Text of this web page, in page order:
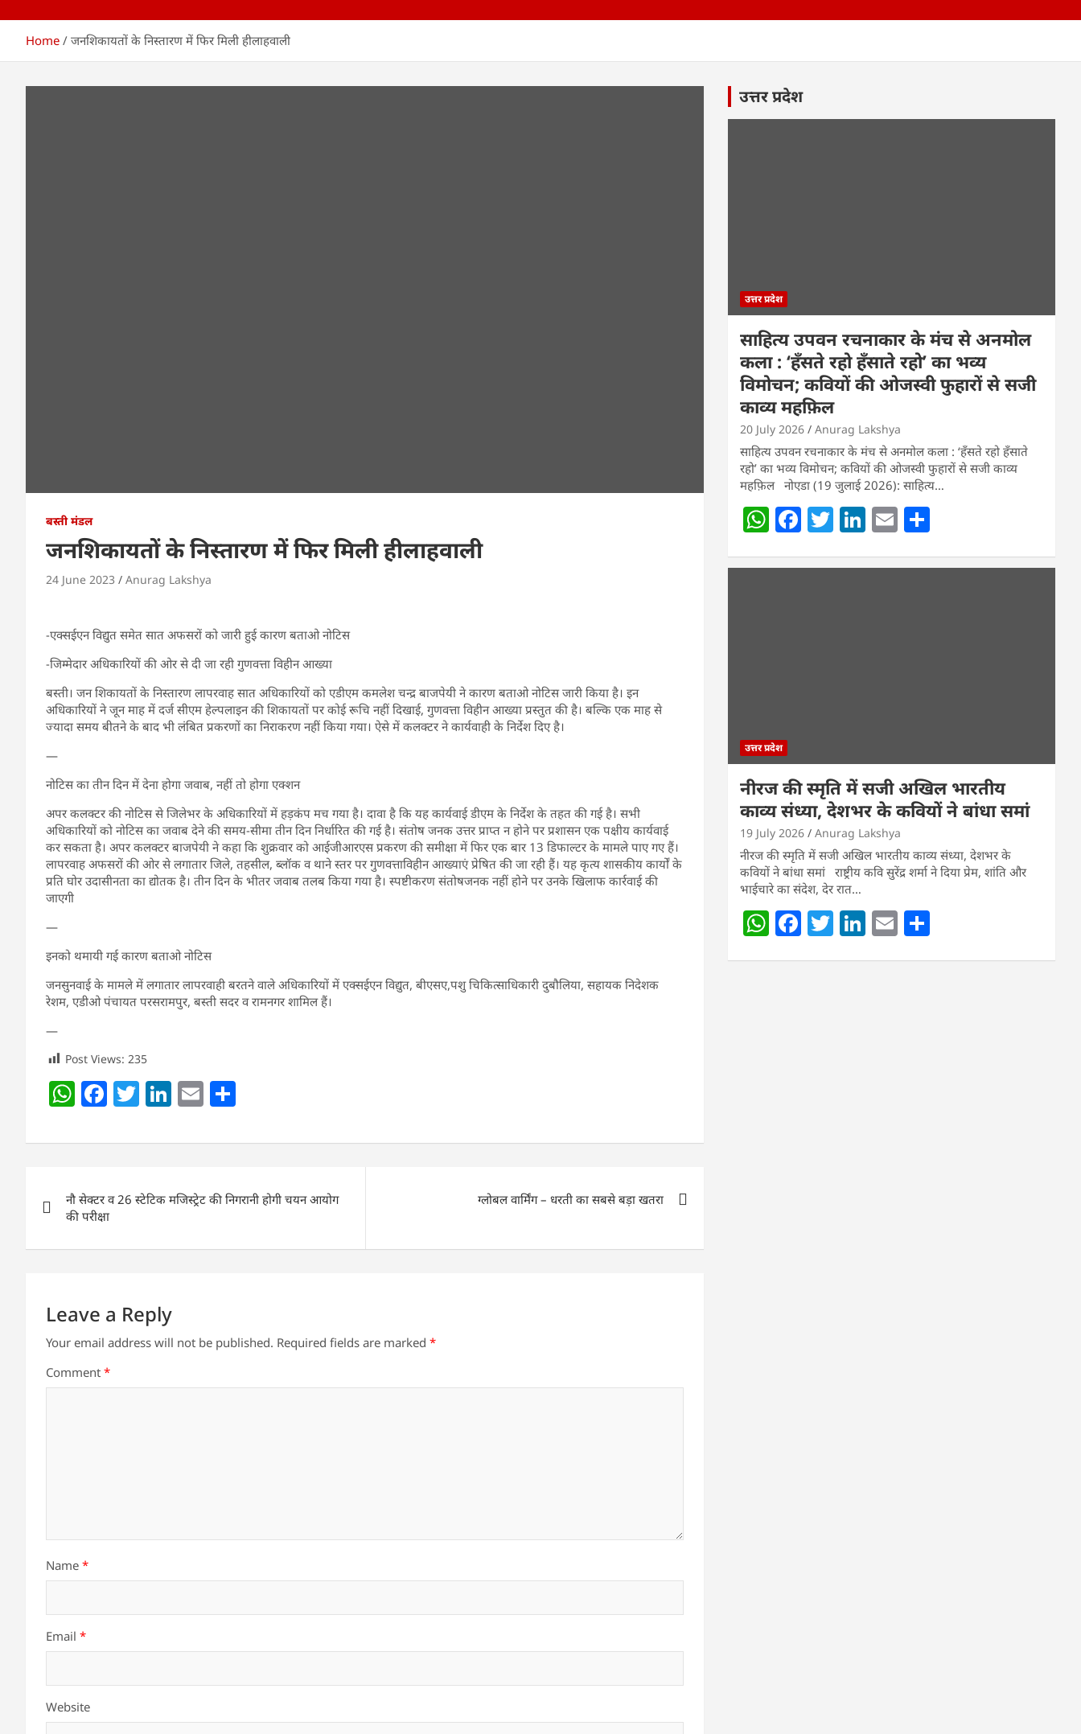
Home जनशिकायतों के निस्तारण में फिर मिली हीलाहवाली
बस्ती मंडल
जनशिकायतों के निस्तारण में फिर मिली हीलाहवाली
24 June 2023 Anurag Lakshya
-एक्सईएन विद्युत समेत सात अफसरों को जारी हुई कारण बताओ नोटिस
-जिम्मेदार अधिकारियों की ओर से दी जा रही गुणवत्ता विहीन आख्या
बस्ती। जन शिकायतों के निस्तारण लापरवाह सात अधिकारियों को एडीएम कमलेश चन्द्र बाजपेयी ने कारण बताओ नोटिस जारी किया है। इन
अधिकारियों ने जून माह में दर्ज सीएम हेल्पलाइन की शिकायतों पर कोई रूचि नहीं दिखाई, गुणवत्ता विहीन आख्या प्रस्तुत की है। बल्कि एक माह से
ज्यादा समय बीतने के बाद भी लंबित प्रकरणों का निराकरण नहीं किया गया। ऐसे में कलक्टर ने कार्यवाही के निर्देश दिए है।
—
नोटिस का तीन दिन में देना होगा जवाब, नहीं तो होगा एक्शन
अपर कलक्टर की नोटिस से जिलेभर के अधिकारियों में हड़कंप मच गया है। दावा है कि यह कार्यवाई डीएम के निर्देश के तहत की गई है। सभी
अधिकारियों को नोटिस का जवाब देने की समय-सीमा तीन दिन निर्धारित की गई है। संतोष जनक उत्तर प्राप्त न होने पर प्रशासन एक पक्षीय कार्यवाई
कर सकता है। अपर कलक्टर बाजपेयी ने कहा कि शुक्रवार को आईजीआरएस प्रकरण की समीक्षा में फिर एक बार 13 डिफाल्टर के मामले पाए गए हैं।
लापरवाह अफसरों की ओर से लगातार जिले, तहसील, ब्लॉक व थाने स्तर पर गुणवत्ताविहीन आख्याएं प्रेषित की जा रही हैं। यह कृत्य शासकीय कार्यों के
प्रति घोर उदासीनता का द्योतक है। तीन दिन के भीतर जवाब तलब किया गया है। स्पष्टीकरण संतोषजनक नहीं होने पर उनके खिलाफ कार्रवाई की
जाएगी
—
इनको थमायी गई कारण बताओ नोटिस
जनसुनवाई के मामले में लगातार लापरवाही बरतने वाले अधिकारियों में एक्सईएन विद्युत, बीएसए,पशु चिकित्साधिकारी दुबौलिया, सहायक निदेशक
रेशम, एडीओ पंचायत परसरामपुर, बस्ती सदर व रामनगर शामिल हैं।
—
Post Views: 235
W
at
A
p
p
F
c
b
o
o
T
itt
Li
k
dI
E
ai ar
navigation
नौ सेक्टर व 26 स्टेटिक मजिस्ट्रेट की निगरानी होगी चयन आयोग
की परीक्षा
ग्लोबल वार्मिंग – धरती का सबसे बड़ा खतरा
Leave a Reply
Your email address will not be published. Required fields are marked *
Comment *
Name *
Email *
Website
उत्तर प्रदेश
उत्तर प्रदेश
साहित्य उपवन रचनाकार के मंच से अनमोल
कला : ‘हॅंसते रहो हॅंसाते रहो’ का भव्य
विमोचन; कवियों की ओजस्वी फुहारों से सजी
काव्य महफ़िल
20 July 2026 Anurag Lakshya
साहित्य उपवन रचनाकार के मंच से अनमोल कला : ‘हॅंसते रहो हॅंसाते
रहो’ का भव्य विमोचन; कवियों की ओजस्वी फुहारों से सजी काव्य
महफ़िल नोएडा (19 जुलाई 2026): साहित्य…
W
at
F
c
T
itt
Li
k
E
ai ar
उत्तर प्रदेश
नीरज की स्मृति में सजी अखिल भारतीय
काव्य संध्या, देशभर के कवियों ने बांधा समां
19 July 2026 Anurag Lakshya
नीरज की स्मृति में सजी अखिल भारतीय काव्य संध्या, देशभर के
कवियों ने बांधा समां राष्ट्रीय कवि सुरेंद्र शर्मा ने दिया प्रेम, शांति और
भाईचारे का संदेश, देर रात…
W F T Li E